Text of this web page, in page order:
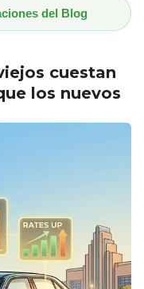
del Blog
cuestan
los nuevos